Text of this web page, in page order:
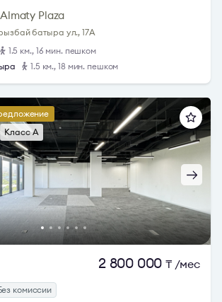
Plaza
батыра ул., 17А
1.5 км., 16 мин. пешком
1.5 км., 18 мин. пешком
Класс A
2 800 000 ₸ /мес
комиссии